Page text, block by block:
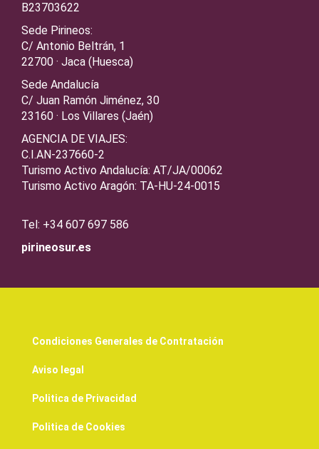
B23703622
Sede Pirineos:
C/ Antonio Beltrán, 1
22700 · Jaca (Huesca)
Sede Andalucía
C/ Juan Ramón Jiménez, 30
23160 · Los Villares (Jaén)
AGENCIA DE VIAJES:
C.I.AN-237660-2
Turismo Activo Andalucía: AT/JA/00062
Turismo Activo Aragón: TA-HU-24-0015
Tel: +34 607 697 586
pirineosur.es
Condiciones Generales de Contratación
Aviso legal
Politica de Privacidad
Politica de Cookies